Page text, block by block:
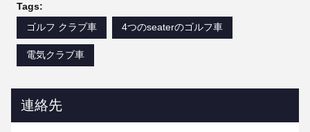
Tags:
ゴルフ クラブ車
4つのseaterのゴルフ車
電気クラブ車
連絡先